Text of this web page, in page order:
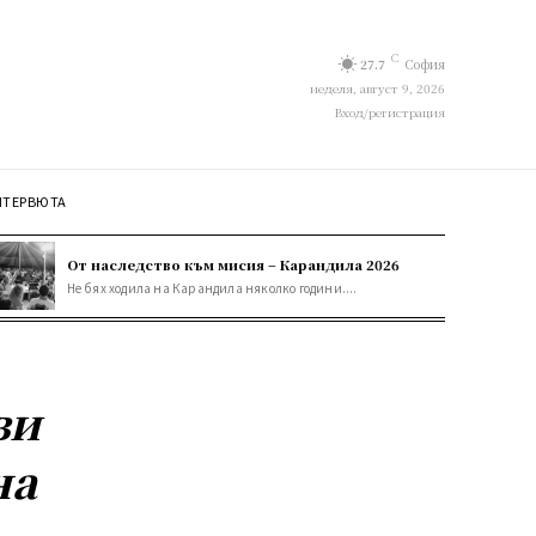
27.7 C София
неделя, август 9, 2026
Вход/регистрация
От наследство към мисия – Карандила 2026
Не бях ходила на Карандила няколко години....